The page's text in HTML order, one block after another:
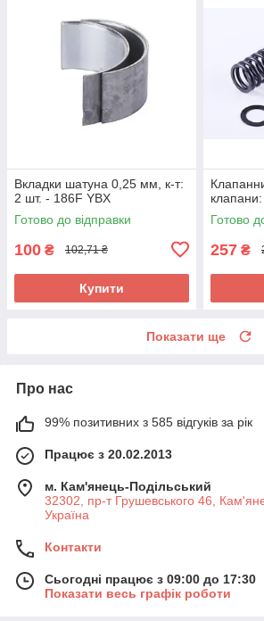
Вкладки шатуна 0,25 мм, к-т:
2 шт. - 186F YBX
Готово до відправки
100 ₴ 102,71 ₴
Купити
Готово
257 ₴
Показати ще
Про нас
99% позитивних з 585 відгуків за рік
Працює з 20.02.2013
м. Кам'янець-Подільський
32302, пр-т Грушевського 46,
Україна
Контакти
Сьогодні працює з 09:00 до 17:30
Показати весь графік роботи